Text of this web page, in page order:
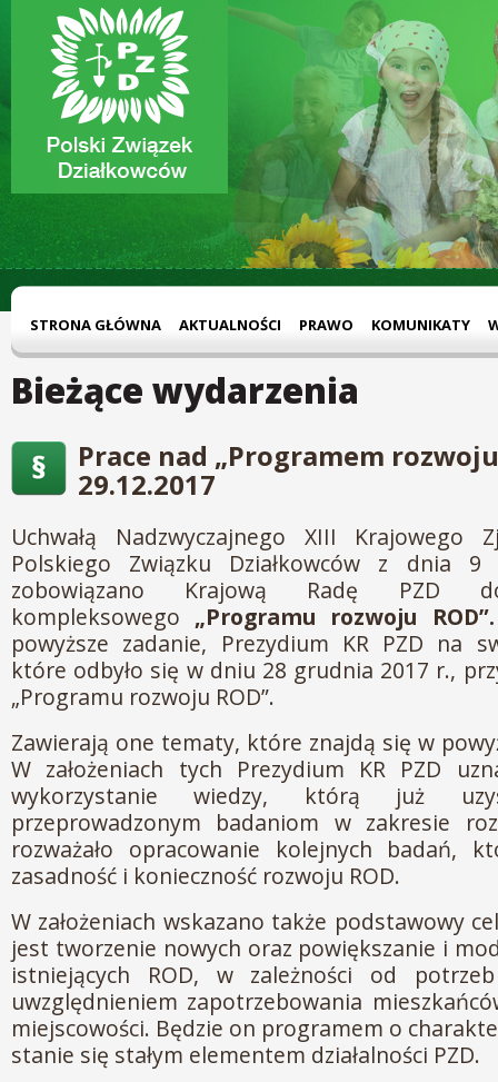
STRONA GŁÓWNA AKTUALNOŚCI PRAWO KOMUNIKATY
Bieżące wydarzenia
Prace nad „Programem rozwoju
29.12.2017
Uchwałą Nadzwyczajnego XIII Krajowego
Polskiego Związku Działkowców z dnia
zobowiązano Krajową Radę PZD
kompleksowego „Programu rozwoju ROD”.
powyższe zadanie, Prezydium KR PZD na
które odbyło się w dniu 28 grudnia 2017 r.,
„Programu rozwoju ROD”.
Zawierają one tematy, które znajdą się w
W założeniach tych Prezydium KR PZD
wykorzystanie wiedzy, którą już
przeprowadzonym badaniom w zakresie
rozważało opracowanie kolejnych badań,
zasadność i konieczność rozwoju ROD.
W założeniach wskazano także podstawowy
jest tworzenie nowych oraz powiększanie i
istniejących ROD, w zależności od
uwzględnieniem zapotrzebowania
miejscowości. Będzie on programem o
stanie się stałym elementem działalności PZD.